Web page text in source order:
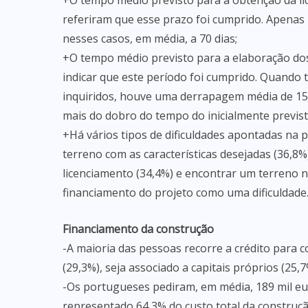
referiram que esse prazo foi cumprido.
nesses casos, em média, a 70 dias;
+O tempo médio previsto para a elaboração
indicar que este período foi cumprido. Quando
inquiridos, houve uma derrapagem média de
mais do dobro do tempo do inicialmente
+Há vários tipos de dificuldades apontadas
terreno com as características desejadas
licenciamento (34,4%) e encontrar um terreno
financiamento do projeto como uma dificuldade.
Financiamento da construção
-A maioria das pessoas recorre a crédito para
(29,3%), seja associado a capitais próprios
-Os portugueses pediram, em média, 189 mil